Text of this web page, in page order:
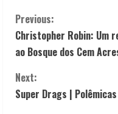
C
o
n
t
Previous:
Christopher Robin: Um
ao Bosque dos Cem
Next:
Super Drags |